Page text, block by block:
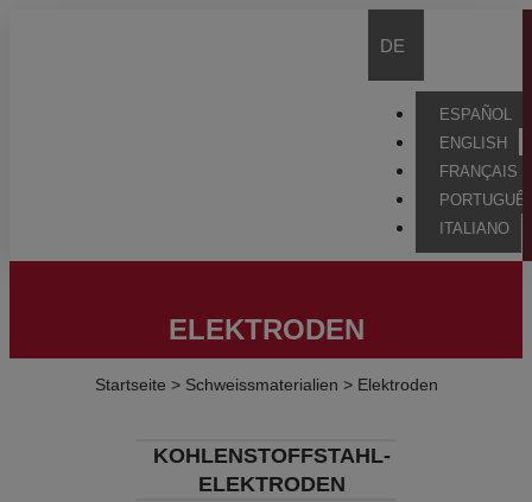
DE
ESPAÑOL
ENGLISH
FRANÇAIS
ITALIANO
ELEKTRODEN
Startseite > Schweissmaterialien > Elektroden
KOHLENSTOFFSTAHL-
ELEKTRODEN